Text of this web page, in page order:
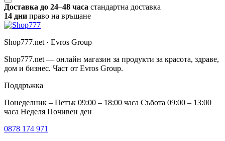
Доставка до 24–48 часа стандартна доставка
14 дни право на връщане
Shop777.net · Evros Group
Shop777.net — онлайн магазин за продукти за красота, здраве,
дом и бизнес. Част от Evros Group.
Поддръжка
Понеделник – Петък 09:00 – 18:00 часа Събота 09:00 – 13:00
часа Неделя Почивен ден
0878 174 971